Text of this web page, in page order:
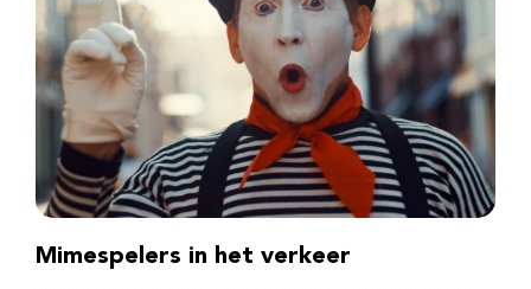
Mimespelers in het verkeer